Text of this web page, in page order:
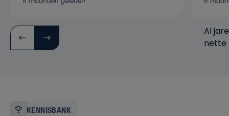
Al
nette
KENNISBANK